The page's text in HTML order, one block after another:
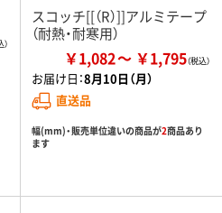
スコッチ[[（R）]]アルミテープ
（耐熱・耐寒用）
￥1,082 ￥1,795
お届け日：8月10日（月）
直送品
幅(mm)・販売単位違いの商品が2商品あり
ます